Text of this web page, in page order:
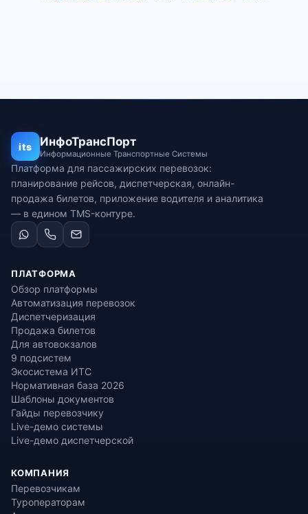
its ИнфоТрансПорт
Информационные Транспортные Системы
Платформа для пассажирских перевозок:
планирование рейсов, диспетчерская, онлайн-
продажа билетов, приложение водителя и аналитика
— в едином TMS-контуре.
ПЛАТФОРМА
Обзор платформы
Автоматизация перевозок
Диспетчеризация
Продажа билетов
Для автовокзалов
9 подсистем
Экосистема ИТС
Нормативная база 2026
Шаблоны документов
Гайды перевозчику
Live-демо системы
Live-демо диспетчерской
КОМПАНИЯ
Перевозчикам
Туроператорам